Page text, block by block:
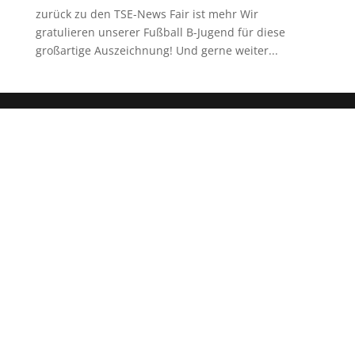
zurück zu den TSE-News Fair ist mehr Wir
gratulieren unserer Fußball B-Jugend für diese
großartige Auszeichnung! Und gerne weiter...